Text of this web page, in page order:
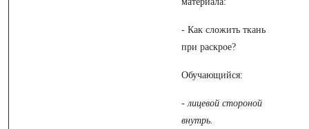
- Как сложить ткань
при раскрое?
Обучающийся:
- лицевой стороной
внутрь.